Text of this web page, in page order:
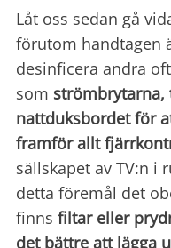
Låt oss sedan gå
förutom handtagen
desinficera andra
som strömbrytarna,
nattduksbordet för
framför allt
sällskapet av TV:n i
detta föremål det
finns filtar eller
det bättre att lägga